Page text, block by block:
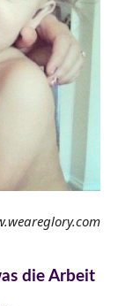
die Arbeit